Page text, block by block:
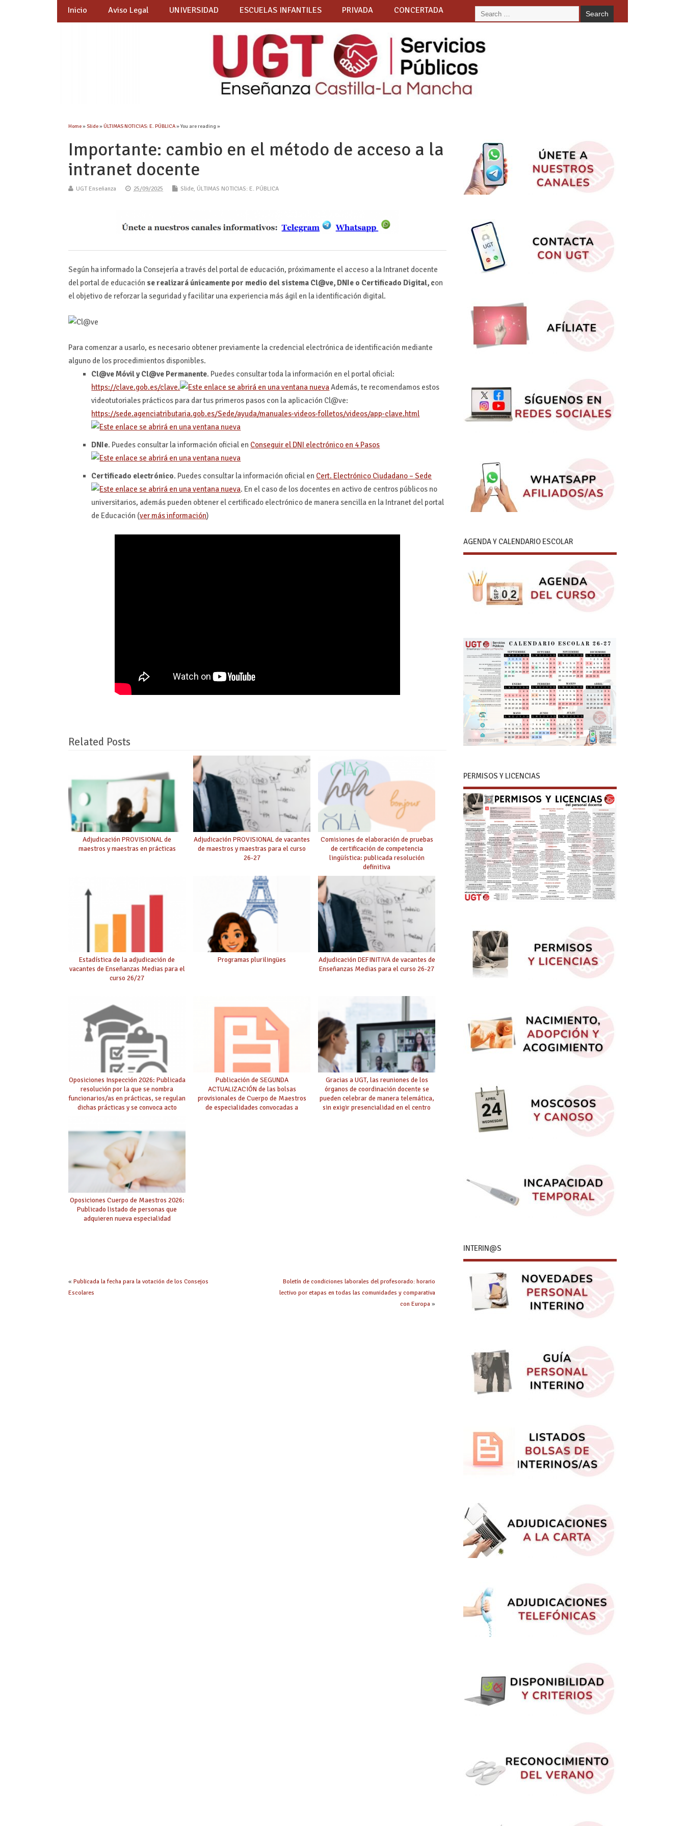
Inicio Aviso Legal UNIVERSIDAD ESCUELAS INFANTILES PRIVADA CONCERTADA
Home»Slide»ÚLTIMAS NOTICIAS: E. PÚBLICA» You are reading »
Importante: cambio en el método de acceso a la
intranet docente
UGT Enseñanza 25/09/2025 Slide, ÚLTIMAS NOTICIAS: E. PÚBLICA
Según ha informado la Consejería a través del portal de educación, próximamente el acceso a la Intranet docente
del portal de educación se realizará únicamente por medio del sistema Cl@ve, DNIe o Certificado Digital, con
el objetivo de reforzar la seguridad y facilitar una experiencia más ágil en la identificación digital.
Para comenzar a usarlo, es necesario obtener previamente la credencial electrónica de identificación mediante
alguno de los procedimientos disponibles.
Cl@ve Móvil y Cl@ve Permanente. Puedes consultar toda la información en el portal oficial:
https://clave.gob.es/clave.
Además, te recomendamos estos
videotutoriales prácticos para dar tus primeros pasos con la aplicación Cl@ve:
https://sede.agenciatributaria.gob.es/Sede/ayuda/manuales-videos-folletos/videos/app-clave.html
DNIe. Puedes consultar la información oficial en Conseguir el DNI electrónico en 4 Pasos
Certificado electrónico. Puedes consultar la información oficial en Cert. Electrónico Ciudadano – Sede
. En el caso de los docentes en activo de centros públicos no
universitarios, además pueden obtener el certificado electrónico de manera sencilla en la Intranet del portal
de Educación (ver más información)
Related Posts
Adjudicación PROVISIONAL de
maestros y maestras en prácticas
Adjudicación PROVISIONAL de vacantes
de maestros y maestras para el curso
26-27
Comisiones de elaboración de pruebas
de certificación de competencia
lingüística: publicada resolución
definitiva
Estadística de la adjudicación de
vacantes de Enseñanzas Medias para el
curso 26/27
Programas plurilingües
Adjudicación DEFINITIVA de vacantes de
Enseñanzas Medias para el curso 26-27
Oposiciones Inspección 2026: Publicada
resolución por la que se nombra
funcionarios/as en prácticas, se regulan
dichas prácticas y se convoca acto
Publicación de SEGUNDA
ACTUALIZACIÓN de las bolsas
provisionales de Cuerpo de Maestros
de especialidades convocadas a
Gracias a UGT, las reuniones de los
órganos de coordinación docente se
pueden celebrar de manera telemática,
sin exigir presencialidad en el centro
Oposiciones Cuerpo de Maestros 2026:
Publicado listado de personas que
adquieren nueva especialidad
«Publicada la fecha para la votación de los Consejos
Escolares
Boletín de condiciones laborales del profesorado: horario
lectivo por etapas en todas las comunidades y comparativa
con Europa »
AGENDA Y CALENDARIO ESCOLAR
PERMISOS Y LICENCIAS
INTERIN@S